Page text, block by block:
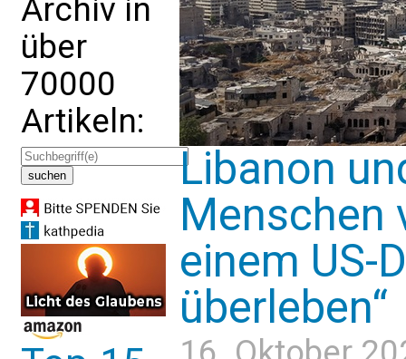
Archiv in
über
70000
Artikeln:
Libanon
Menschen
einem US-
überleben“